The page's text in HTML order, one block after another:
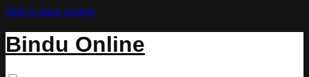
Skip to main content
Bindu Online